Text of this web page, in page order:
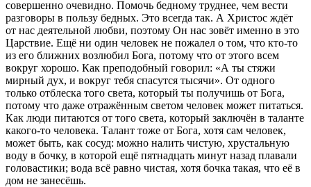
совершенно очевидно. Помочь бедному труднее, чем вести
разговоры в пользу бедных. Это всегда так. А Христос ждёт
от нас деятельной любви, поэтому Он нас зовёт именно в это
Царствие. Ещё ни один человек не пожалел о том, что кто-то
из его ближних возлюбил Бога, потому что от этого всем
вокруг хорошо. Как преподобный говорил: «А ты стяжи
мирный дух, и вокруг тебя спасутся тысячи». От одного
только отблеска того света, который ты получишь от Бога,
потому что даже отражённым светом человек может питаться.
Как люди питаются от того света, который заключён в таланте
какого-то человека. Талант тоже от Бога, хотя сам человек,
может быть, как сосуд: можно налить чистую, хрустальную
воду в бочку, в которой ещё пятнадцать минут назад плавали
головастики; вода всё равно чистая, хотя бочка такая, что её в
дом не занесёшь.